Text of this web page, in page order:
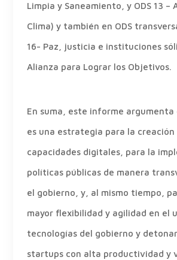
Limpia y Saneamiento, y ODS 13 –
Clima) y también en ODS
16- Paz, justicia e instituciones
Alianza para Lograr los Objetivos.
En suma, este informe argumenta
es una estrategia para la creación
capacidades digitales, para la
políticas públicas de manera
el gobierno, y, al mismo tiempo,
mayor flexibilidad y agilidad en el
tecnologías del gobierno y
startups con alta productividad y